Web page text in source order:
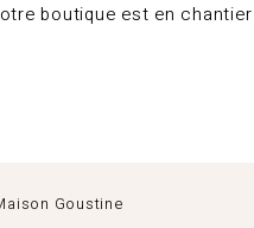
boutique est en
Goustine